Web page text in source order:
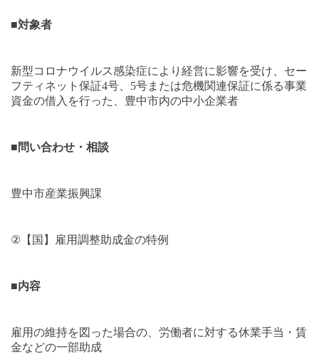
■対象者
新型コロナウイルス感染症により経営に影響を受け、セー
フティネット保証4号、 5号または危機関連保証に係る事業
資金の借入を行った、豊中市内の中小企業者
■問い合わせ・相談
豊中市産業振興課
② 【国】雇用調整助成金の特例
■内容
雇用の維持を図った場合の、労働者に対する休業手当・賃
金などの一部助成